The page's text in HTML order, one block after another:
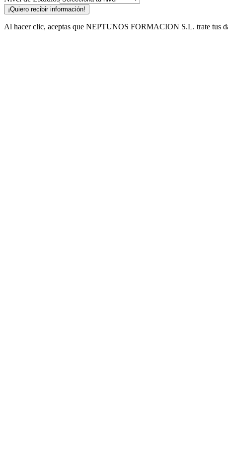
¡Quiero recibir información!
Al hacer clic, aceptas que NEPTUNOS FORMACION S.L. trate tus